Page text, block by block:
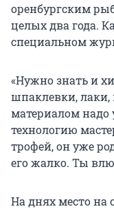
оренбургским
целых два года.
специальном
«Нужно знать и
шпаклевки, лаки,
материалом надо
технологию
трофей, он уже
его жалко. Ты
На днях место на